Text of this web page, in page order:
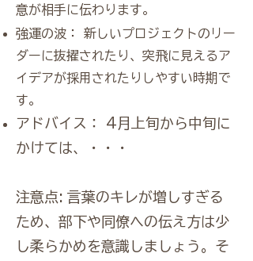
意が相手に伝わります。
強運の波： 新しいプロジェクトのリー
ダーに抜擢されたり、突飛に見えるア
イデアが採用されたりしやすい時期で
す。
アドバイス： 4月上旬から中旬に
かけては、・・・
注意点: 言葉のキレが増しすぎる
ため、部下や同僚への伝え方は少
し柔らかめを意識しましょう。そ